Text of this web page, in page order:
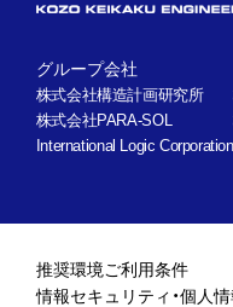
グループ会社
株式会社構造計画研究所
株式会社PARA-SOL
International Logic Corporation
推奨環境ご利用条件
情報セキュリティ・個人